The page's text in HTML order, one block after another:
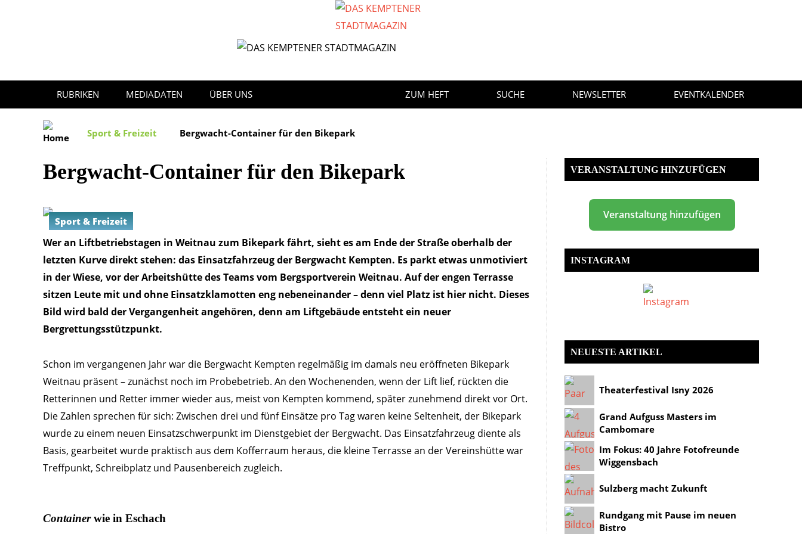
RUBRIKEN MEDIADATEN ÜBER UNS ZUM HEFT
ZUM HEFT SUCHE NEWSLETTER EVENTKALENDER
Sport & Freizeit Bergwacht-Container für den Bikepark
Bergwacht-Container für den Bikepark
Sport & Freizeit
Wer an Liftbetriebstagen in Weitnau zum Bikepark fährt, sieht es am Ende der Straße oberhalb der
letzten Kurve direkt stehen: das Einsatzfahrzeug der Bergwacht Kempten. Es parkt etwas unmotiviert
in der Wiese, vor der Arbeitshütte des Teams vom Bergsportverein Weitnau. Auf der engen Terrasse
sitzen Leute mit und ohne Einsatzklamotten eng nebeneinander – denn viel Platz ist hier nicht. Dieses
Bild wird bald der Vergangenheit angehören, denn am Liftgebäude entsteht ein neuer
Bergrettungsstützpunkt.
Schon im vergangenen Jahr war die Bergwacht Kempten regelmäßig im damals neu eröffneten Bikepark
Weitnau präsent – zunächst noch im Probebetrieb. An den Wochenenden, wenn der Lift lief, rückten die
Retterinnen und Retter immer wieder aus, meist von Kempten kommend, später zunehmend direkt vor Ort.
Die Zahlen sprechen für sich: Zwischen drei und fünf Einsätze pro Tag waren keine Seltenheit, der Bikepark
wurde zu einem neuen Einsatzschwerpunkt im Dienstgebiet der Bergwacht. Das Einsatzfahrzeug diente als
Basis, gearbeitet wurde praktisch aus dem Kofferraum heraus, die kleine Terrasse an der Vereinshütte war
Treffpunkt, Schreibplatz und Pausenbereich zugleich.
Containerwie in Eschach
VERANSTALTUNG HINZUFÜGEN
Veranstaltung hinzufügen
INSTAGRAM
NEUESTE ARTIKEL
Theaterfestival Isny 2026
Grand Aufguss Masters im
Cambomare
Im Fokus: 40 Jahre Fotofreunde
Wiggensbach
Sulzberg macht Zukunft
Rundgang mit Pause im neuen
Bistro